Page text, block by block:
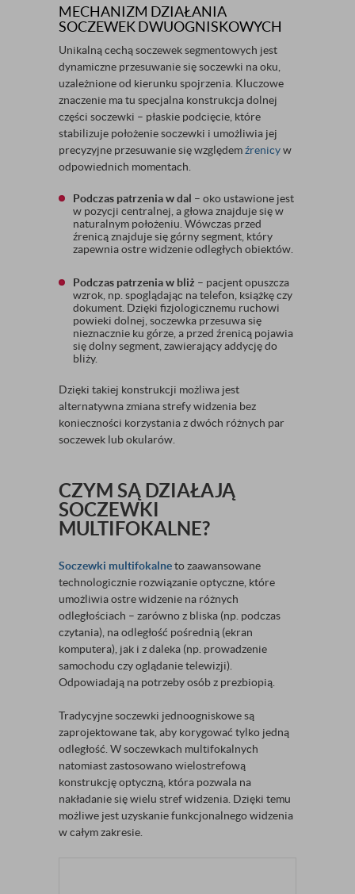
MECHANIZM DZIAŁANIA
SOCZEWEK DWUOGNISKOWYCH
Unikalną cechą soczewek segmentowych jest
dynamiczne przesuwanie się soczewki na oku,
uzależnione od kierunku spojrzenia. Kluczowe
znaczenie ma tu specjalna konstrukcja dolnej
części soczewki – płaskie podcięcie, które
stabilizuje położenie soczewki i umożliwia jej
precyzyjne przesuwanie się względemźrenicyw
odpowiednich momentach.
Podczas patrzenia w dal – oko ustawione jest
w pozycji centralnej, a głowa znajduje się w
naturalnym położeniu. Wówczas przed
źrenicą znajduje się górny segment, który
zapewnia ostre widzenie odległych obiektów.
Podczas patrzenia w bliż – pacjent opuszcza
wzrok, np. spoglądając na telefon, książkę czy
dokument. Dzięki fizjologicznemu ruchowi
powieki dolnej, soczewka przesuwa się
nieznacznie ku górze, a przed źrenicą pojawia
się dolny segment, zawierający addycję do
bliży.
Dzięki takiej konstrukcji możliwa jest
alternatywna zmiana strefy widzenia bez
konieczności korzystania z dwóch różnych par
soczewek lub okularów.
CZYM SĄ DZIAŁAJĄ
SOCZEWKI
MULTIFOKALNE?
Soczewki multifokalneto zaawansowane
technologicznie rozwiązanie optyczne, które
umożliwia ostre widzenie na różnych
odległościach – zarówno z bliska (np. podczas
czytania), na odległość pośrednią (ekran
komputera), jak i z daleka (np. prowadzenie
samochodu czy oglądanie telewizji).
Odpowiadają na potrzeby osób z prezbiopią.
Tradycyjne soczewki jednoogniskowe są
zaprojektowane tak, aby korygować tylko jedną
odległość. W soczewkach multifokalnych
natomiast zastosowano wielostrefową
konstrukcję optyczną, która pozwala na
nakładanie się wielu stref widzenia. Dzięki temu
możliwe jest uzyskanie funkcjonalnego widzenia
w całym zakresie.